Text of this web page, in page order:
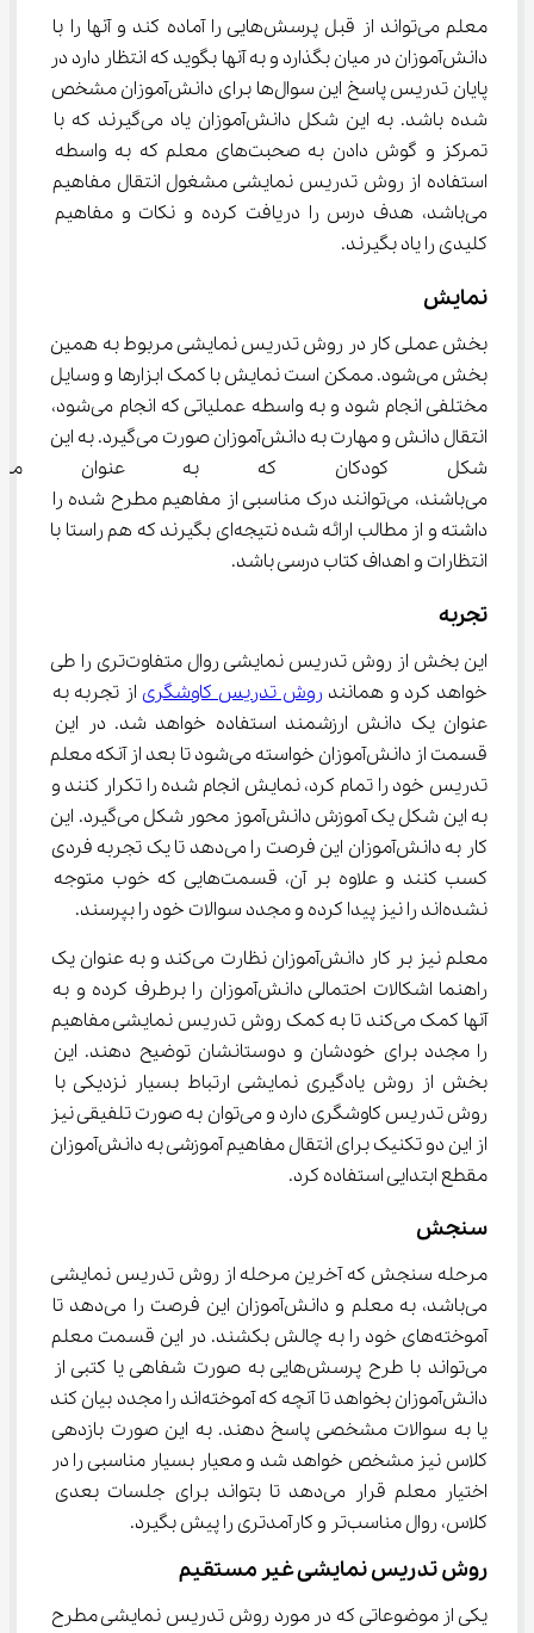
معلم می‌تواند از قبل پرسش‌هایی را آماده کند و آنها را با
دانش‌آموزان در میان بگذارد و به آنها بگوید که انتظار دارد در
پایان تدریس پاسخ این سوال‌ها برای دانش‌آموزان مشخص
شده باشد. به این شکل دانش‌آموزان یاد می‌گیرند که با
تمرکز و گوش دادن به صحبت‌های معلم که به واسطه
استفاده از روش تدریس نمایشی مشغول انتقال مفاهیم
می‌باشد، هدف درس را دریافت کرده و نکات و مفاهیم
کلیدی را یاد بگیرند.
نمایش
بخش عملی کار در روش تدریس نمایشی مربوط به همین
بخش می‌شود. ممکن است نمایش با کمک ابزارها و وسایل
مختلفی انجام شود و به واسطه عملیاتی که انجام می‌شود،
انتقال دانش و مهارت به دانش‌آموزان صورت می‌گیرد. به این
شکل کودکان که به عنوان
می‌باشند، می‌توانند درک مناسبی از مفاهیم مطرح شده را
داشته و از مطالب ارائه شده نتیجه‌ای بگیرند که هم راستا با
انتظارات و اهداف کتاب درسی باشد.
تجربه
این بخش از روش تدریس نمایشی روال متفاوت‌تری را طی
خواهد کرد و همانند روش تدریس کاوشگری از تجربه به
عنوان یک دانش ارزشمند استفاده خواهد شد. در این
قسمت از دانش‌آموزان خواسته می‌شود تا بعد از آنکه معلم
تدریس خود را تمام کرد، نمایش انجام شده را تکرار کنند و
به این شکل یک آموزش دانش‌آموز محور شکل می‌گیرد. این
کار به دانش‌آموزان این فرصت را می‌دهد تا یک تجربه فردی
کسب کنند و علاوه بر آن، قسمت‌هایی که خوب متوجه
نشده‌اند را نیز پیدا کرده و مجدد سوالات خود را بپرسند.
معلم نیز بر کار دانش‌آموزان نظارت می‌کند و به عنوان یک
راهنما اشکالات احتمالی دانش‌آموزان را برطرف کرده و به
آنها کمک می‌کند تا به کمک روش تدریس نمایشی مفاهیم
را مجدد برای خودشان و دوستانشان توضیح دهند. این
بخش از روش یادگیری نمایشی ارتباط بسیار نزدیکی با
روش تدریس کاوشگری دارد و می‌توان به صورت تلفیقی نیز
از این دو تکنیک برای انتقال مفاهیم آموزشی به دانش‌آموزان
مقطع ابتدایی استفاده کرد.
سنجش
مرحله سنجش که آخرین مرحله از روش تدریس نمایشی
می‌باشد، به معلم و دانش‌آموزان این فرصت را می‌دهد تا
آموخته‌های خود را به چالش بکشند. در این قسمت معلم
می‌تواند با طرح پرسش‌هایی به صورت شفاهی یا کتبی از
دانش‌آموزان بخواهد تا آنچه که آموخته‌اند را مجدد بیان کند
یا به سوالات مشخصی پاسخ دهند. به این صورت بازدهی
کلاس نیز مشخص خواهد شد و معیار بسیار مناسبی را در
اختیار معلم قرار می‌دهد تا بتواند برای جلسات بعدی
کلاس، روال مناسب‌تر و کارآمدتری را پیش بگیرد.
روش تدریس نمایشی غیر مستقیم
یکی از موضوعاتی که در مورد روش تدریس نمایشی مطرح